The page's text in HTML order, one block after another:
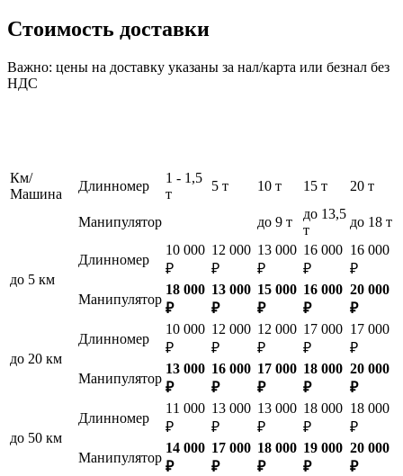
Стоимость доставки
Важно: цены на доставку указаны за нал/карта или безнал без
НДС
Км/
Машина
Длинномер
1 - 1,5
т
5 т 10 т 15 т 20 т
Манипулятор до 9 т
до 13,5
т
до 18 т
до 5 км
Длинномер
10 000
₽
12 000
₽
13 000
₽
16 000
₽
16 000
₽
Манипулятор
18 000
₽
13 000
₽
15 000
₽
16 000
₽
20 000
₽
до 20 км
Длинномер
10 000
₽
12 000
₽
12 000
₽
17 000
₽
17 000
₽
Манипулятор
13 000
₽
16 000
₽
17 000
₽
18 000
₽
20 000
₽
до 50 км
Длинномер
11 000
₽
13 000
₽
13 000
₽
18 000
₽
18 000
₽
Манипулятор
14 000
₽
17 000
₽
18 000
₽
19 000
₽
20 000
₽